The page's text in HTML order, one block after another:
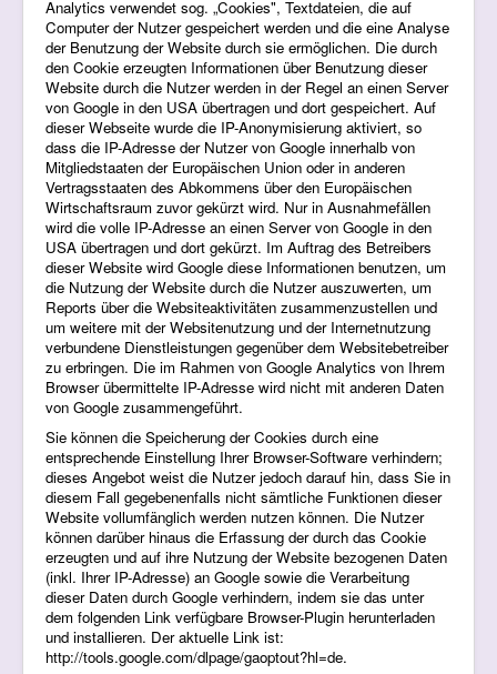
Analytics verwendet sog. „Cookies", Textdateien, die auf
Computer der Nutzer gespeichert werden und die eine Analyse
der Benutzung der Website durch sie ermöglichen. Die durch
den Cookie erzeugten Informationen über Benutzung dieser
Website durch die Nutzer werden in der Regel an einen Server
von Google in den USA übertragen und dort gespeichert. Auf
dieser Webseite wurde die IP-Anonymisierung aktiviert, so
dass die IP-Adresse der Nutzer von Google innerhalb von
Mitgliedstaaten der Europäischen Union oder in anderen
Vertragsstaaten des Abkommens über den Europäischen
Wirtschaftsraum zuvor gekürzt wird. Nur in Ausnahmefällen
wird die volle IP-Adresse an einen Server von Google in den
USA übertragen und dort gekürzt. Im Auftrag des Betreibers
dieser Website wird Google diese Informationen benutzen, um
die Nutzung der Website durch die Nutzer auszuwerten, um
Reports über die Websiteaktivitäten zusammenzustellen und
um weitere mit der Websitenutzung und der Internetnutzung
verbundene Dienstleistungen gegenüber dem Websitebetreiber
zu erbringen. Die im Rahmen von Google Analytics von Ihrem
Browser übermittelte IP-Adresse wird nicht mit anderen Daten
von Google zusammengeführt.
Sie können die Speicherung der Cookies durch eine
entsprechende Einstellung Ihrer Browser-Software verhindern;
dieses Angebot weist die Nutzer jedoch darauf hin, dass Sie in
diesem Fall gegebenenfalls nicht sämtliche Funktionen dieser
Website vollumfänglich werden nutzen können. Die Nutzer
können darüber hinaus die Erfassung der durch das Cookie
erzeugten und auf ihre Nutzung der Website bezogenen Daten
(inkl. Ihrer IP-Adresse) an Google sowie die Verarbeitung
dieser Daten durch Google verhindern, indem sie das unter
dem folgenden Link verfügbare Browser-Plugin herunterladen
und installieren. Der aktuelle Link ist:
http://tools.google.com/dlpage/gaoptout?hl=de.